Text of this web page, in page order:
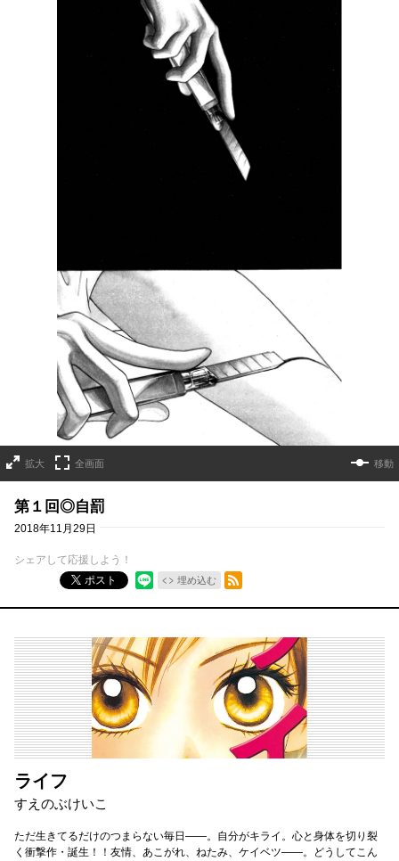
拡大 全画面 移動
第１回◎自罰
2018年11月29日
シェアして応援しよう！
ポスト
埋め込む
RSSフィード
ライフ
すえのぶけいこ
ただ生きてるだけのつまらない毎日――。自分がキライ。心と身体を切り裂
く衝撃作・誕生！！友情、あこがれ、ねたみ、ケイベツ――。どうしてこん